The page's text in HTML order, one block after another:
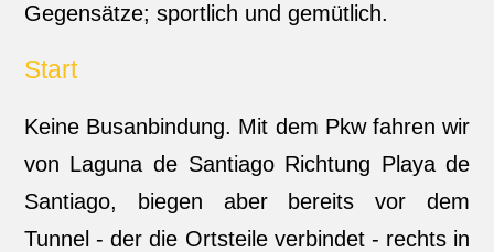
Gegensätze; sportlich und gemütlich.
Start
Keine Busanbindung. Mit dem Pkw fahren wir
von Laguna de Santiago Richtung Playa de
Santiago, biegen aber bereits vor dem
Tunnel - der die Ortsteile verbindet - rechts in